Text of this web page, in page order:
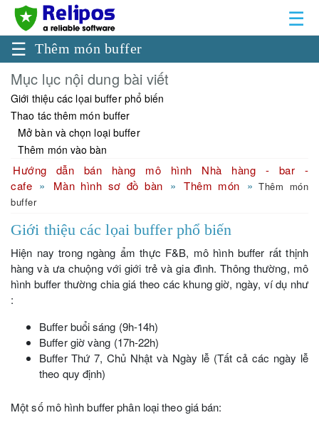
☰
☰ Thêm món buffer
Mục lục nội dung bài viết
Giới thiệu các lọai buffer phổ biến
Thao tác thêm món buffer
Mở bàn và chọn loại buffer
Thêm món vào bàn
Hướng dẫn bán hàng mô hình Nhà hàng - bar -
cafe
Màn hình sơ đồ bàn Thêm món
Thêm món
buffer
Giới thiệu các lọai buffer phổ biến
Hiện nay trong ngàng ẩm thực F&B, mô hình buffer rất thịnh
hàng và ưa chuộng với giới trẻ và gia đình. Thông thường, mô
hình buffer thường chia giá theo các khung giờ, ngày, ví dụ như
:
Buffer buổi sáng (9h-14h)
Buffer giờ vàng (17h-22h)
Buffer Thứ 7, Chủ Nhật và Ngày lễ (Tất cả các ngày lễ
theo quy định)
Một số mô hình buffer phân loại theo giá bán: